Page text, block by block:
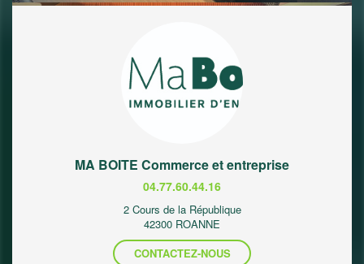
MA BOITE Commerce et entreprise
04.77.60.44.16
2 Cours de la République
42300 ROANNE
CONTACTEZ-NOUS